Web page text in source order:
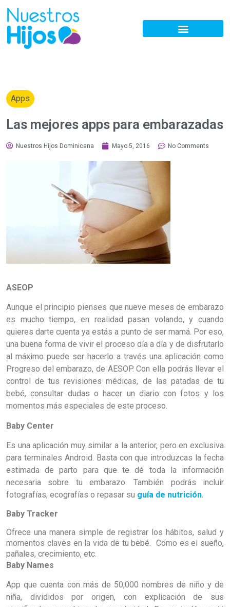
Apps
Las mejores apps para embarazadas
Nuestros Hijos Dominicana Mayo 5, 2016 No Comments
ASEOP
Aunque el principio pienses que nueve meses de embarazo
es mucho tiempo, en realidad pasan volando, y cuando
quieres darte cuenta ya estás a punto de ser mamá. Por eso,
una buena forma de vivir el proceso día a día y de disfrutarlo
al máximo puede ser hacerlo a través una aplicación como
Progreso del embarazo, de AESOP. Con ella podrás llevar el
control de tus revisiones médicas, de las patadas de tu
bebé, consultar dudas o hacer un diario con fotos y los
momentos más especiales de este proceso.
Baby Center
Es una aplicación muy similar a la anterior, pero en exclusiva
para terminales Android. Basta con que introduzcas la fecha
estimada de parto para que te dé toda la información
necesaria sobre tu embarazo. También podrás incluir
fotografías, ecografías o repasar su guía de nutrición.
Baby Tracker
Ofrece una manera simple de registrar los hábitos, salud y
momentos claves en la vida de tu bebé. Como es el sueño,
pañales, crecimiento, etc.
Baby Names
App que cuenta con más de 50,000 nombres de niño y de
niña, divididos por origen, con explicación de sus